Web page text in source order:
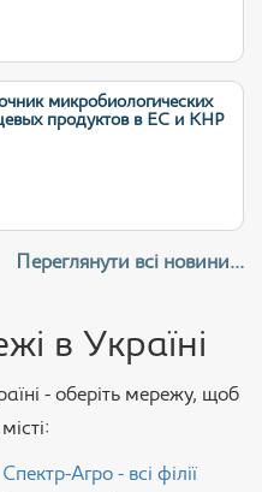
микробиологических
продуктов в ЕС и КНР
Переглянути всі новини...
в Україні
- оберіть мережу, щоб
Спектр-Агро - всі філії